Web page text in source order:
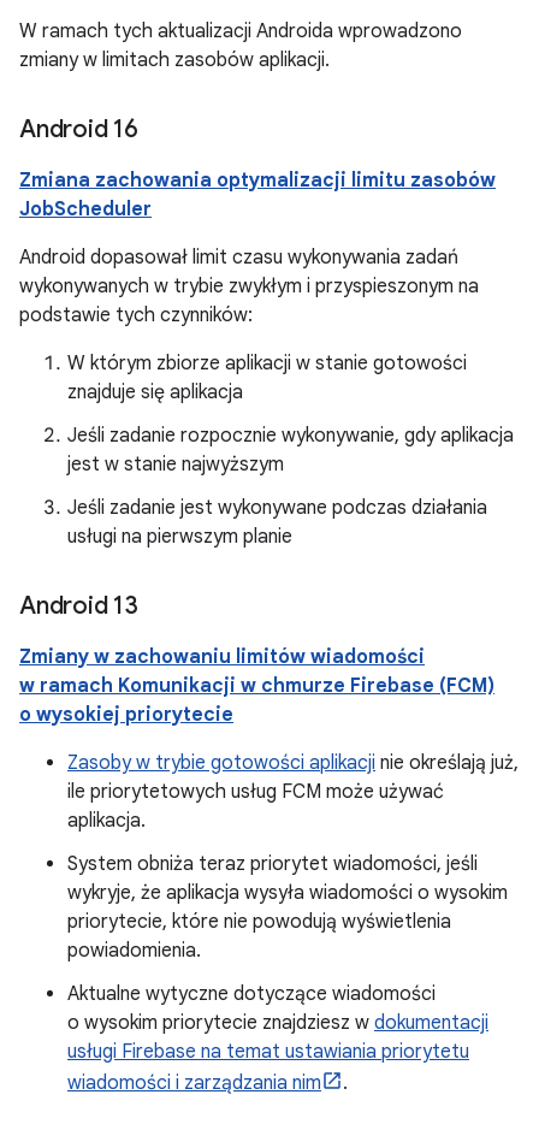
W ramach tych aktualizacji Androida wprowadzono
zmiany w limitach zasobów aplikacji.
Android 16
Zmiana zachowania optymalizacji limitu zasobów
JobScheduler
Android dopasował limit czasu wykonywania zadań
wykonywanych w trybie zwykłym i przyspieszonym na
podstawie tych czynników:
W którym zbiorze aplikacji w stanie gotowości
znajduje się aplikacja
Jeśli zadanie rozpocznie wykonywanie, gdy aplikacja
jest w stanie najwyższym
Jeśli zadanie jest wykonywane podczas działania
usługi na pierwszym planie
Android 13
Zmiany w zachowaniu limitów wiadomości
w ramach Komunikacji w chmurze Firebase (FCM)
o wysokiej priorytecie
Zasoby w trybie gotowości aplikacji nie określają już,
ile priorytetowych usług FCM może używać
aplikacja.
System obniża teraz priorytet wiadomości, jeśli
wykryje, że aplikacja wysyła wiadomości o wysokim
priorytecie, które nie powodują wyświetlenia
powiadomienia.
Aktualne wytyczne dotyczące wiadomości
o wysokim priorytecie znajdziesz w dokumentacji
usługi Firebase na temat ustawiania priorytetu
wiadomości i zarządzania nim
.